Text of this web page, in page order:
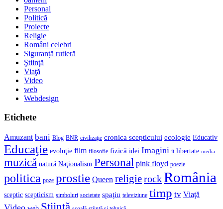
Personal
Politică
Proiecte
Religie
Români celebri
Siguranță rutieră
Ştiinţă
Viaţă
Video
web
Webdesign
Etichete
Amuzant bani Blog BNR civilizaţie cronica scepticului ecologie Educativ
Educaţie evoluţie film filosofie fizică idei Imagini it libertate media
muzică natură Naţionalism Personal pink floyd poezie
politica poze prostie Queen religierockRomânia
sceptic scepticism simboluri societate spaţiu televiziune timp tv Viaţă